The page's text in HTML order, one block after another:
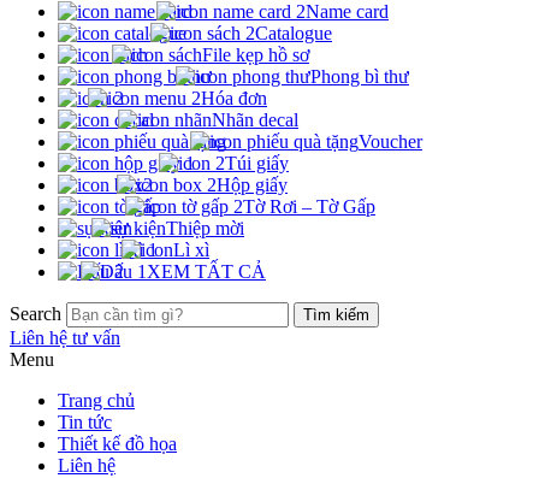
Name card
Catalogue
File kẹp hồ sơ
Phong bì thư
Hóa đơn
Nhãn decal
Voucher
Túi giấy
Hộp giấy
Tờ Rơi – Tờ Gấp
Thiệp mời
Lì xì
XEM TẤT CẢ
Search
Liên hệ tư vấn
Menu
Trang chủ
Tin tức
Thiết kế đồ họa
Liên hệ